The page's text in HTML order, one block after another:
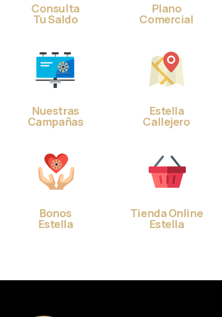
Consulta
Tu Saldo
Plano
Comercial
Nuestras
Campañas
Estella
Callejero
Bonos
Estella
Tienda Online
Estella